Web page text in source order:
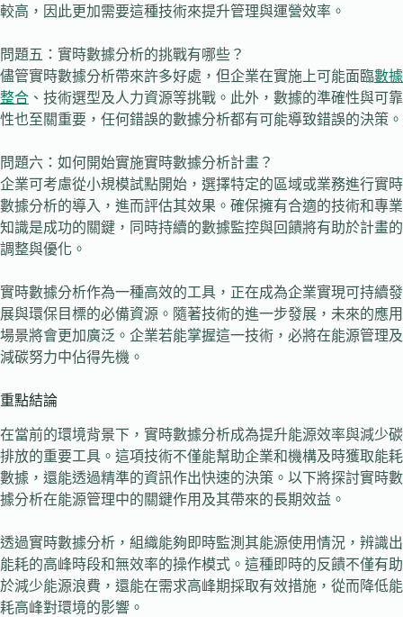
較高，因此更加需要這種技術來提升管理與運營效率。
問題五：實時數據分析的挑戰有哪些？
儘管實時數據分析帶來許多好處，但企業在實施上可能面臨數據
整合 、技術選型及人力資源等挑戰。此外，數據的準確性與可靠
性也至關重要，任何錯誤的數據分析都有可能導致錯誤的決策。
問題六：如何開始實施實時數據分析計畫？
企業可考慮從小規模試點開始，選擇特定的區域或業務進行實時
數據分析的導入，進而評估其效果。確保擁有合適的技術和專業
知識是成功的關鍵，同時持續的數據監控與回饋將有助於計畫的
調整與優化。
實時數據分析作為一種高效的工具，正在成為企業實現可持續發
展與環保目標的必備資源。隨著技術的進一步發展，未來的應用
場景將會更加廣泛。企業若能掌握這一技術，必將在能源管理及
減碳努力中佔得先機。
重點結論
在當前的環境背景下，實時數據分析成為提升能源效率與減少碳
排放的重要工具。這項技術不僅能幫助企業和機構及時獲取能耗
數據，還能透過精準的資訊作出快速的決策。以下將探討實時數
據分析在能源管理中的關鍵作用及其帶來的長期效益。
透過實時數據分析，組織能夠即時監測其能源使用情況，辨識出
能耗的高峰時段和無效率的操作模式。這種即時的反饋不僅有助
於減少能源浪費，還能在需求高峰期採取有效措施，從而降低能
耗高峰對環境的影響。